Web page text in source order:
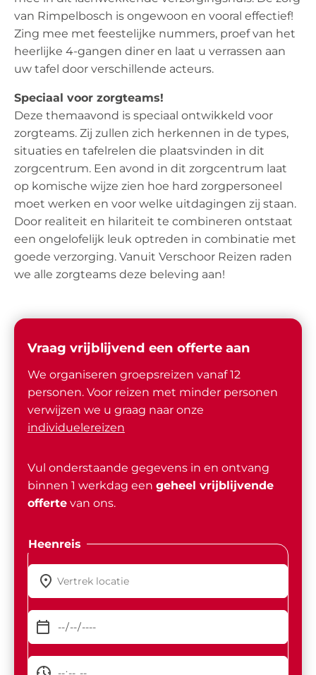
van Rimpelbosch is ongewoon en vooral effectief!
Zing mee met feestelijke nummers, proef van het
heerlijke 4-gangen diner en laat u verrassen aan
uw tafel door verschillende acteurs.
Speciaal voor zorgteams!
Deze themaavond is speciaal ontwikkeld voor
zorgteams. Zij zullen zich herkennen in de types,
situaties en tafelrelen die plaatsvinden in dit
zorgcentrum. Een avond in dit zorgcentrum laat
op komische wijze zien hoe hard zorgpersoneel
moet werken en voor welke uitdagingen zij staan.
Door realiteit en hilariteit te combineren ontstaat
een ongelofelijk leuk optreden in combinatie met
goede verzorging. Vanuit Verschoor Reizen raden
we alle zorgteams deze beleving aan!
Vraag vrijblijvend een offerte aan
We organiseren groepsreizen vanaf 12
personen. Voor reizen met minder personen
verwijzen we u graag naar onze
individuelereizen
Vul onderstaande gegevens in en ontvang
binnen 1 werkdag een geheel vrijblijvende
offertevan ons.
Heenreis